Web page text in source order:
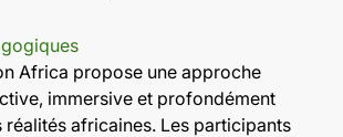
Africa propose une approche
immersive et profondément
réalités africaines. Les participants